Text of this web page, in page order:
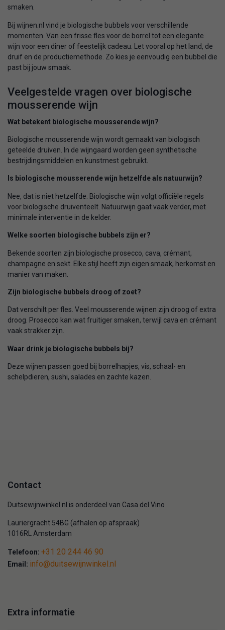
smaken.
Bij wijnen.nl vind je biologische bubbels voor verschillende
momenten. Van een frisse fles voor de borrel tot een elegante
wijn voor een diner of feestelijk cadeau. Let vooral op het land, de
druif en de productiemethode. Zo kies je eenvoudig een bubbel die
past bij jouw smaak.
Veelgestelde vragen over biologische
mousserende wijn
Wat betekent biologische mousserende wijn?
Biologische mousserende wijn wordt gemaakt van biologisch
geteelde druiven. In de wijngaard worden geen synthetische
bestrijdingsmiddelen en kunstmest gebruikt.
Is biologische mousserende wijn hetzelfde als natuurwijn?
Nee, dat is niet hetzelfde. Biologische wijn volgt officiële regels
voor biologische druiventeelt. Natuurwijn gaat vaak verder, met
minimale interventie in de kelder.
Welke soorten biologische bubbels zijn er?
Bekende soorten zijn biologische prosecco, cava, crémant,
champagne en sekt. Elke stijl heeft zijn eigen smaak, herkomst en
manier van maken.
Zijn biologische bubbels droog of zoet?
Dat verschilt per fles. Veel mousserende wijnen zijn droog of extra
droog. Prosecco kan wat fruitiger smaken, terwijl cava en crémant
vaak strakker zijn.
Waar drink je biologische bubbels bij?
Deze wijnen passen goed bij borrelhapjes, vis, schaal- en
schelpdieren, sushi, salades en zachte kazen.
Contact
Duitsewijnwinkel.nl is onderdeel van Casa del Vino
Lauriergracht 54BG (afhalen op afspraak)
1016RL Amsterdam
Telefoon: +31 20 244 46 90
Email: info@duitsewijnwinkel.nl
Extra informatie